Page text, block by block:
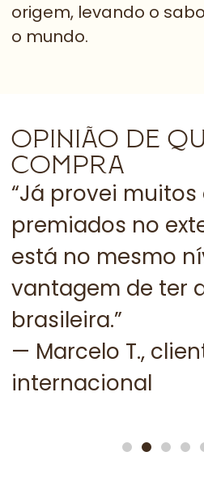
origem, levando o
o mundo.
OPINIÃO DE
COMPRA
“Já provei
premiados no
está no mesmo
vantagem de ter
brasileira.”
— Marcelo T.,
internacional